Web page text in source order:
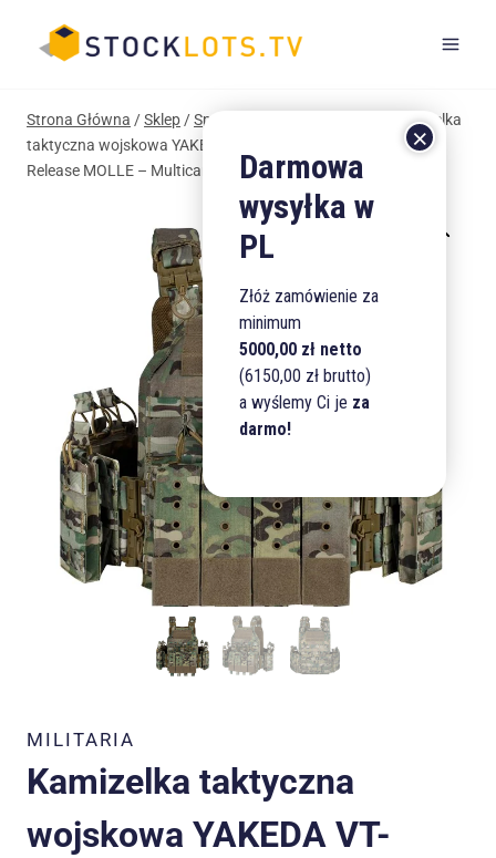
Strona Główna /Sklep/Sport i Turystyka
Kamizelka
taktyczna wojskowa YAKEDA VT-8300-2 Plate Carrier Quick
Release MOLLE – Multicam (CP)
MILITARIA
Kamizelka taktyczna
wojskowa YAKEDA VT-
Złóż zamówienie za
minimum
5000,00 zł netto
(6150,00 zł brutto)
a wyślemy Ci je za
darmo!